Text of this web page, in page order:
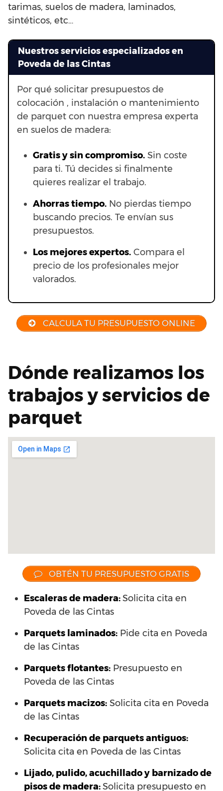
tarimas, suelos de madera, laminados,
sintéticos, etc…
Nuestros servicios especializados en
Poveda de las Cintas
Por qué solicitar presupuestos de
colocación , instalación o mantenimiento
de parquet con nuestra empresa experta
en suelos de madera:
Gratis y sin compromiso. Sin coste
para ti. Tú decides si finalmente
quieres realizar el trabajo.
Ahorras tiempo. No pierdas tiempo
buscando precios. Te envían sus
presupuestos.
Los mejores expertos. Compara el
precio de los profesionales mejor
valorados.
CALCULA TU PRESUPUESTO ONLINE
Dónde realizamos los
trabajos y servicios de
parquet
OBTÉN TU PRESUPUESTO GRATIS
Escaleras de madera:Solicita cita en
Poveda de las Cintas
Parquets laminados: Pide cita en Poveda
de las Cintas
Parquets flotantes: Presupuesto en
Poveda de las Cintas
Parquets macizos: Solicita cita en Poveda
de las Cintas
Recuperación de parquets antiguos:
Solicita cita en Poveda de las Cintas
Lijado, pulido, acuchillado y barnizado de
pisos de madera:Solicita presupuesto en